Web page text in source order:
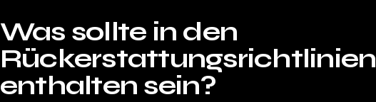
Was sollte in den
Rückerstattungsrichtlinien
enthalten sein?